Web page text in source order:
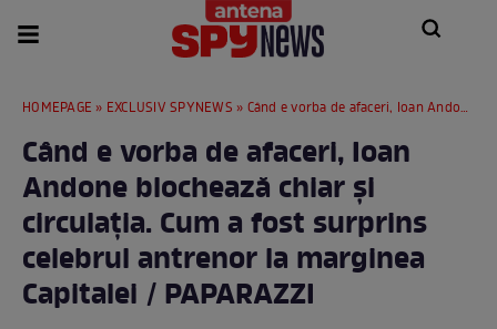
HOMEPAGE » EXCLUSIV SPYNEWS » Când e vorba de afaceri, Ioan Andone blochează chiar și circulația. Cum a fost surprins celebrul antrenor la marginea Capitalei / PAPARAZZI
Când e vorba de afaceri, Ioan
Andone blochează chiar și
circulația. Cum a fost surprins
celebrul antrenor la marginea
Capitalei / PAPARAZZI